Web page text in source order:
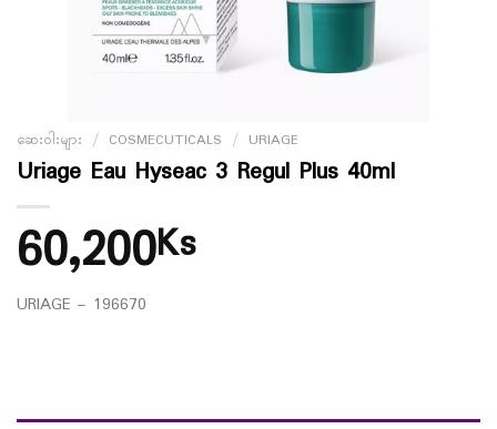
ဆေးဝါးများ / COSMECUTICALS / URIAGE
Uriage Eau Hyseac 3 Regul Plus 40ml
60,200Ks
URIAGE – 196670